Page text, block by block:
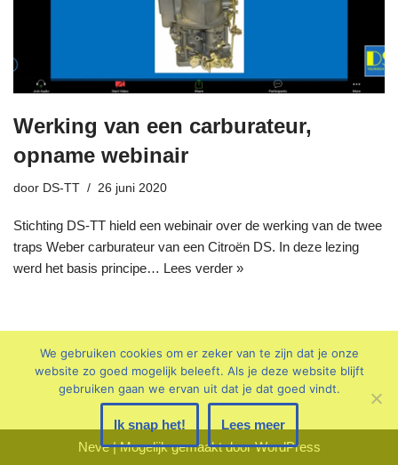
Werking van een carburateur,
opname webinair
door DS-TT 26 juni 2020
Stichting DS-TT hield een webinair over de werking van de twee
traps Weber carburateur van een Citroën DS. In deze lezing
werd het basis principe… Lees verder »
Neve| Mogelijk gemaakt doorWordPress
We gebruiken cookies om er zeker van te zijn dat je onze
website zo goed mogelijk beleeft. Als je deze website blijft
gebruiken gaan we ervan uit dat je dat goed vindt.
Ik snap het! Lees meer